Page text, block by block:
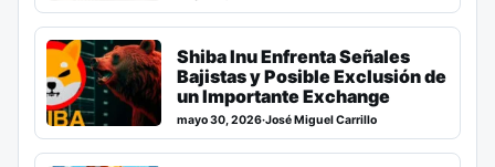
Shiba Inu Enfrenta Señales
Bajistas y Posible Exclusión de
un Importante Exchange
mayo 30, 2026·José Miguel Carrillo